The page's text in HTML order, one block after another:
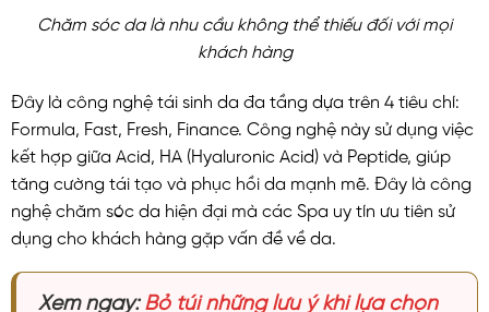
Chăm sóc da là nhu cầu không thể thiếu đối với mọi
khách hàng
Đây là công nghệ tái sinh da đa tầng dựa trên 4 tiêu chí:
Formula, Fast, Fresh, Finance. Công nghệ này sử dụng việc
kết hợp giữa Acid, HA (Hyaluronic Acid) và Peptide, giúp
tăng cường tái tạo và phục hồi da mạnh mẽ. Đây là công
nghệ chăm sóc da hiện đại mà các Spa uy tín ưu tiên sử
dụng cho khách hàng gặp vấn đề về da.
Xem ngay: Bỏ túi những lưu ý khi lựa chọn